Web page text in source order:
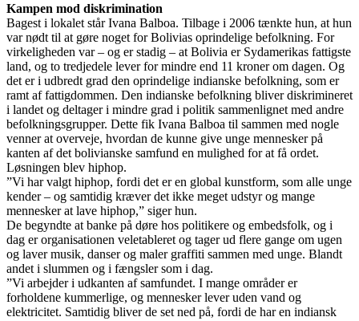
Kampen mod diskrimination
Bagest i lokalet står Ivana Balboa. Tilbage i 2006 tænkte hun, at hun
var nødt til at gøre noget for Bolivias oprindelige befolkning. For
virkeligheden var – og er stadig – at Bolivia er Sydamerikas fattigste
land, og to tredjedele lever for mindre end 11 kroner om dagen. Og
det er i udbredt grad den oprindelige indianske befolkning, som er
ramt af fattigdommen. Den indianske befolkning bliver diskrimineret
i landet og deltager i mindre grad i politik sammenlignet med andre
befolkningsgrupper. Dette fik Ivana Balboa til sammen med nogle
venner at overveje, hvordan de kunne give unge mennesker på
kanten af det bolivianske samfund en mulighed for at få ordet.
Løsningen blev hiphop.
”Vi har valgt hiphop, fordi det er en global kunstform, som alle unge
kender – og samtidig kræver det ikke meget udstyr og mange
mennesker at lave hiphop,” siger hun.
De begyndte at banke på døre hos politikere og embedsfolk, og i
dag er organisationen veletableret og tager ud flere gange om ugen
og laver musik, danser og maler graffiti sammen med unge. Blandt
andet i slummen og i fængsler som i dag.
”Vi arbejder i udkanten af samfundet. I mange områder er
forholdene kummerlige, og mennesker lever uden vand og
elektricitet. Samtidig bliver de set ned på, fordi de har en indiansk